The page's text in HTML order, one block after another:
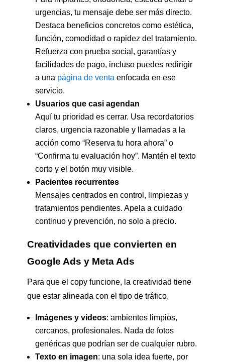
urgencias, tu mensaje debe ser más directo.
Destaca beneficios concretos como estética,
función, comodidad o rapidez del tratamiento.
Refuerza con prueba social, garantías y
facilidades de pago, incluso puedes redirigir
a una página de ventaenfocada en ese
servicio.
Usuarios que casi agendan
Aquí tu prioridad es cerrar. Usa recordatorios
claros, urgencia razonable y llamadas a la
acción como “Reserva tu hora ahora” o
“Confirma tu evaluación hoy”. Mantén el texto
corto y el botón muy visible.
Pacientes recurrentes
Mensajes centrados en control, limpiezas y
tratamientos pendientes. Apela a cuidado
continuo y prevención, no solo a precio.
Creatividades que convierten en
Google Ads y Meta Ads
Para que el copy funcione, la creatividad tiene
que estar alineada con el tipo de tráfico.
Imágenes y videos: ambientes limpios,
cercanos, profesionales. Nada de fotos
genéricas que podrían ser de cualquier rubro.
Texto en imagen: una sola idea fuerte, por